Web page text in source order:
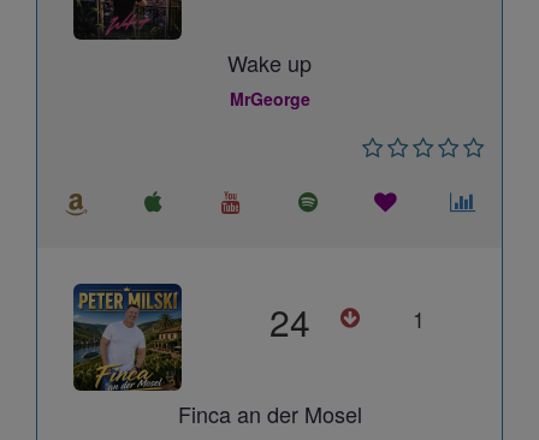
Wake up
MrGeorge
24 1
Finca an der Mosel